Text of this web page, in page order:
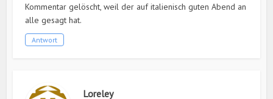
Kommentar gelöscht, weil der auf italienisch guten Abend an
alle gesagt hat.
Antwort
Loreley